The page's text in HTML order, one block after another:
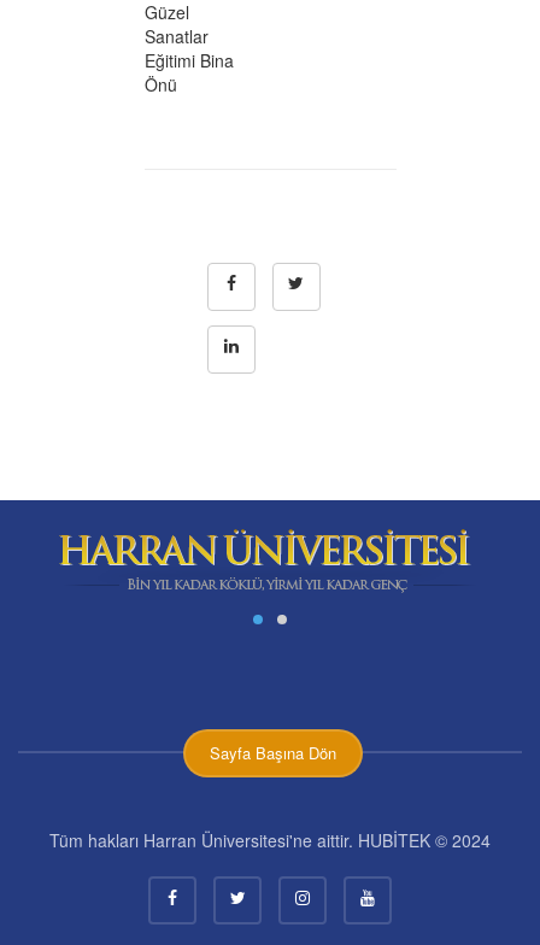
Güzel
Sanatlar
Eğitimi Bina
Önü
Sayfa Başına Dön
Tüm hakları Harran Üniversitesi'ne aittir. HUBİTEK © 2024